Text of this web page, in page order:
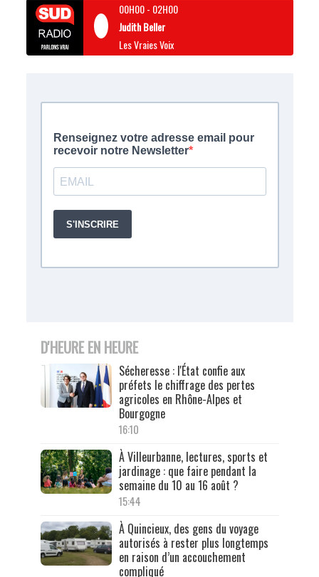
00H00- 02H00
Judith Beller
Les Vraies Voix
D'HEURE EN HEURE
Sécheresse : l'État confie aux
préfets le chiffrage des pertes
agricoles en Rhône-Alpes et
Bourgogne
16:10
À Villeurbanne, lectures, sports et
jardinage : que faire pendant la
semaine du 10 au 16 août ?
15:44
À Quincieux, des gens du voyage
autorisés à rester plus longtemps
en raison d’un accouchement
compliqué